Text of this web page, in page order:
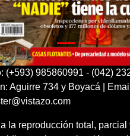
(+593) 985860991 - (042)
Aguirre 734 y Boyacá |
la reproducción total, parcial